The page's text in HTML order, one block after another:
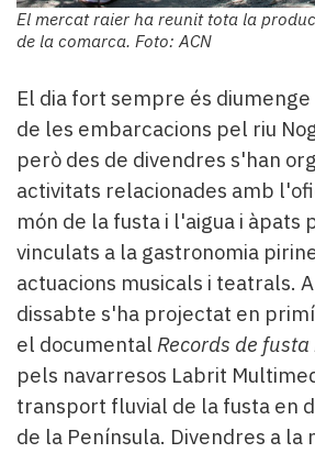
El mercat raier ha reunit tota la
de la comarca. Foto: ACN
El dia fort sempre és
de les embarcacions pel riu
però des de divendres s'han
activitats relacionades amb
món de la fusta i l'aigua i àpats
vinculats a la gastronomia
actuacions musicals i teatrals.
dissabte s'ha projectat en
el documental Records de
pels navarresos Labrit
transport fluvial de la fusta en
de la Península. Divendres a la